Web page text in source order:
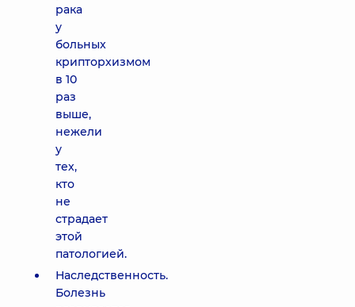
рака
у
больных
крипторхизмом
в 10
раз
выше,
нежели
у
тех,
кто
не
страдает
этой
патологией.
Наследственность.
Болезнь